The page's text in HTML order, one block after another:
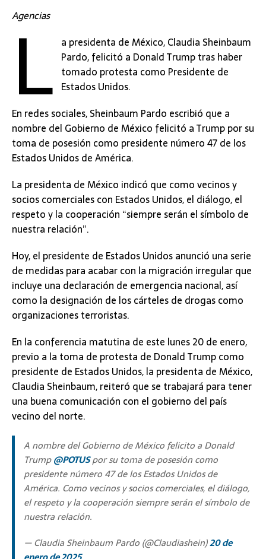
Agencias
L a presidenta de México, Claudia Sheinbaum
Pardo, felicitó a Donald Trump tras haber
tomado protesta como Presidente de
Estados Unidos.
En redes sociales, Sheinbaum Pardo escribió que a
nombre del Gobierno de México felicitó a Trump por su
toma de posesión como presidente número 47 de los
Estados Unidos de América.
La presidenta de México indicó que como vecinos y
socios comerciales con Estados Unidos, el diálogo, el
respeto y la cooperación “siempre serán el símbolo de
nuestra relación”.
Hoy, el presidente de Estados Unidos anunció una serie
de medidas para acabar con la migración irregular que
incluye una declaración de emergencia nacional, así
como la designación de los cárteles de drogas como
organizaciones terroristas.
En la conferencia matutina de este lunes 20 de enero,
previo a la toma de protesta de Donald Trump como
presidente de Estados Unidos, la presidenta de México,
Claudia Sheinbaum, reiteró que se trabajará para tener
una buena comunicación con el gobierno del país
vecino del norte.
A nombre del Gobierno de México felicito a Donald
Trump@POTUSpor su toma de posesión como
presidente número 47 de los Estados Unidos de
América. Como vecinos y socios comerciales, el diálogo,
el respeto y la cooperación siempre serán el símbolo de
nuestra relación.
— Claudia Sheinbaum Pardo (@Claudiashein)20 de